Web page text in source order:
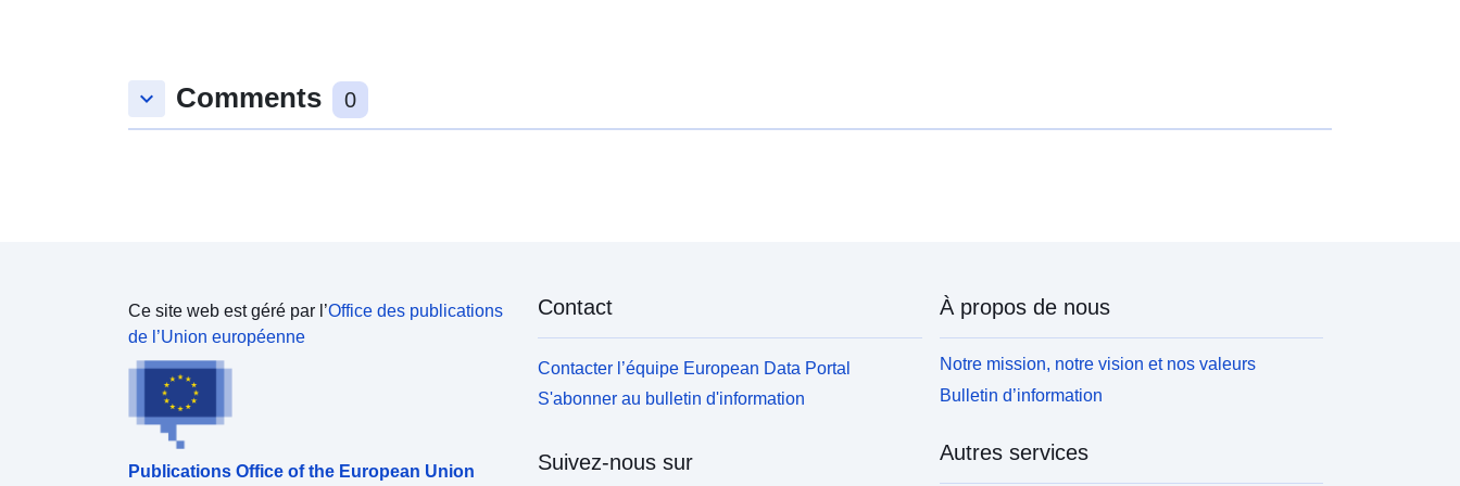
keyboard_arrow_down Comments 0
Ce site web est géré par l’Office des publications
de l’Union européenne
Publications Office of the European Union
Contact
Contacter l’équipe European Data Portal
S'abonner au bulletin d'information
Suivez-nous sur
À propos de nous
Notre mission, notre vision et nos valeurs
Bulletin d’information
Autres services